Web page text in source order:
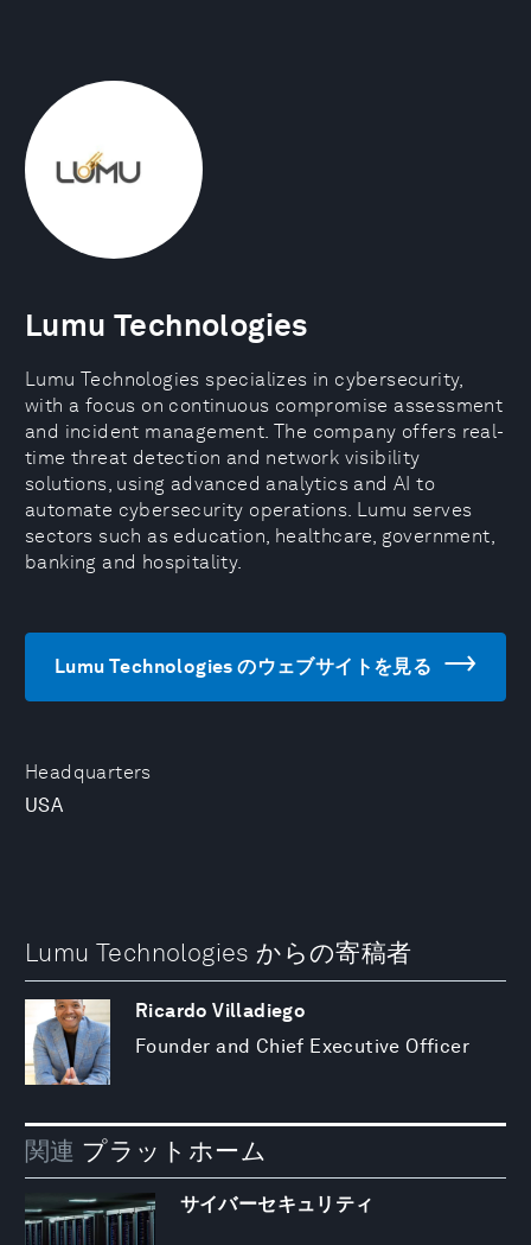
Headquarters
USA
Lumu Technologies
Lumu Technologies specializes in cybersecurity,
with a focus on continuous compromise assessment
and incident management. The company offers real-
time threat detection and network visibility
solutions, using advanced analytics and AI to
automate cybersecurity operations. Lumu serves
sectors such as education, healthcare, government,
banking and hospitality.
Lumu Technologies のウェブサイトを見る
Lumu Technologies からの寄稿者
Ricardo Villadiego
Founder and Chief Executive Officer
関連 プラットホーム
サイバーセキュリティ